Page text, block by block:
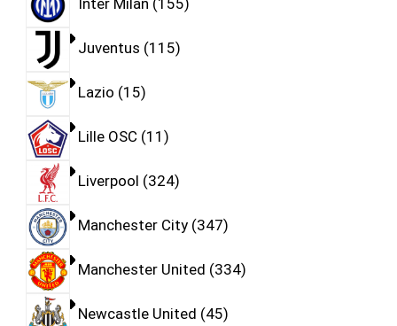
Inter Milan 155
Juventus 115
Lazio 15
Lille OSC 11
Liverpool 324
Manchester City 347
Manchester United 334
Newcastle United 45